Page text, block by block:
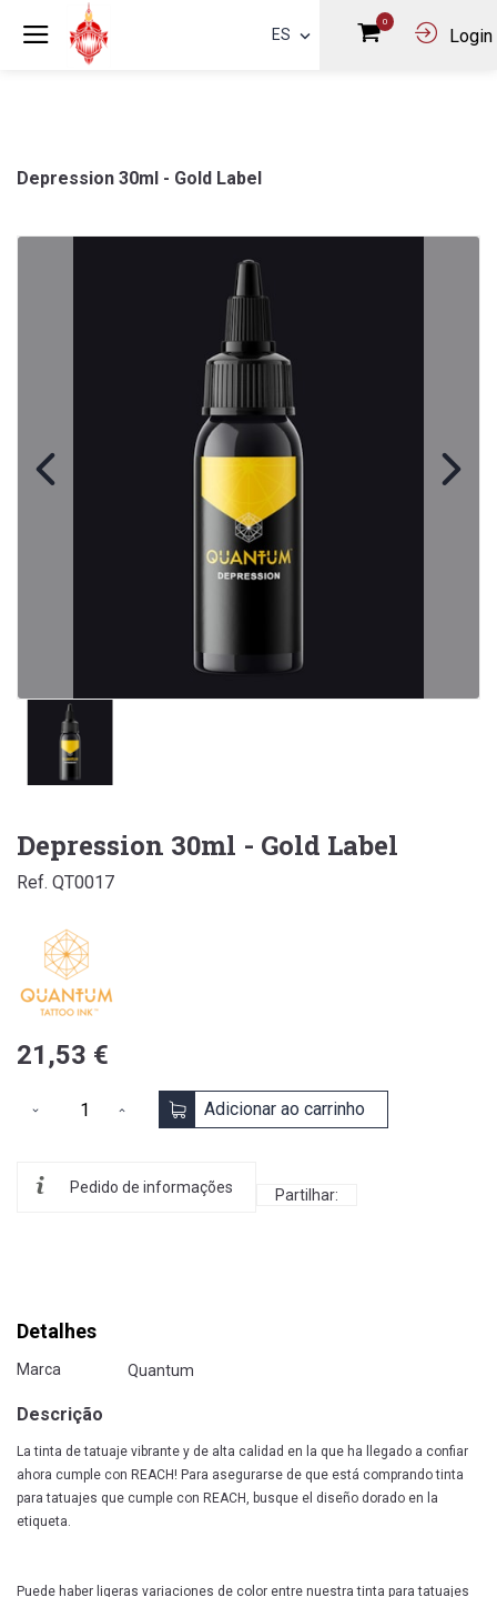
ES
0
Login
Depression 30ml - Gold Label
Depression 30ml - Gold Label
Ref. QT0017
21,53 €
Adicionar ao carrinho
Pedido de informações Partilhar:
Detalhes
Marca Quantum
Descrição
La tinta de tatuaje vibrante y de alta calidad en la que ha llegado a confiar
ahora cumple con REACH! Para asegurarse de que está comprando tinta
para tatuajes que cumple con REACH, busque el diseño dorado en la
etiqueta.
Puede haber ligeras variaciones de color entre nuestra tinta para tatuajes